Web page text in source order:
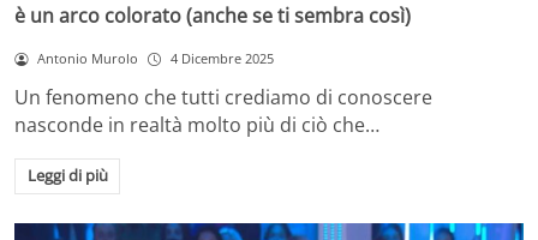
è un arco colorato (anche se ti sembra così)
Antonio Murolo 4 Dicembre 2025
Un fenomeno che tutti crediamo di conoscere
nasconde in realtà molto più di ciò che…
Leggi di più